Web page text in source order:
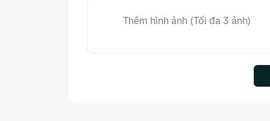
Thêm hình ảnh (Tối đa 3 ảnh)